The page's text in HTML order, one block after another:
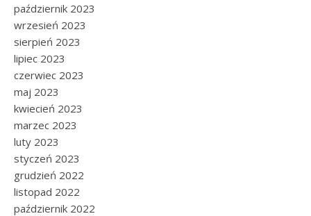
październik 2023
wrzesień 2023
sierpień 2023
lipiec 2023
czerwiec 2023
maj 2023
kwiecień 2023
marzec 2023
luty 2023
styczeń 2023
grudzień 2022
listopad 2022
październik 2022